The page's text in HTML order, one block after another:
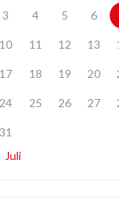
3 4 5 6
10 11 12 13
17 18 19 20
24 25 26 27
31
Juli